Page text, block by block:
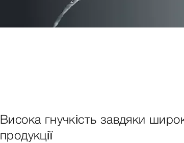
Висока гнучкість завдяки
продукції